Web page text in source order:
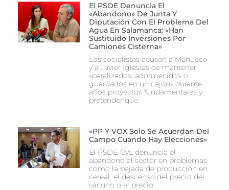
El PSOE Denuncia El
«abandono» De Junta Y
Diputación Con El Problema Del
Agua En Salamanca: «Han
Sustituido Inversiones Por
Camiones Cisterna»
Los socialistas acusan a Mañueco
y a Javier Iglesias de mantener
«paralizados, adormecidos o
guardados en un cajón» durante
años proyectos fundamentales y
pretender que
«PP Y VOX Solo Se Acuerdan Del
Campo Cuando Hay Elecciones»
El PSOE-CyL denuncia el
abandono al sector en problemas
como la bajada de producción en
cereal, el descenso del precio del
vacuno o el precio